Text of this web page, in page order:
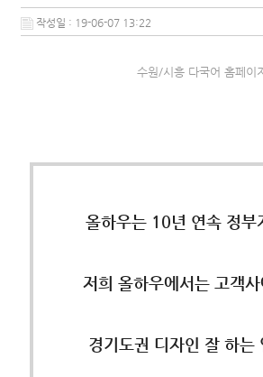
작성일 : 19-06-07 13:22
수원/시흥 다국어 홈페이
올하우는 10년 연속 정부
저희 올하우에서는 고객
경기도권 디자인 잘 하는